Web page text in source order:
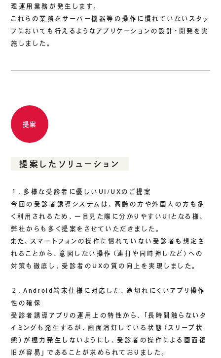
理運用業務が発生します。
これらの業務をサーバー機器等の操作に慣れていないスタッ
フにおいても行えるようなアプリケーションの設計・開発を実
施しました。
提案
提案したソリューション
１．多様な受診者に優しいUI/UXのご提案
今回の受診者誘導システムは、高齢の方や外国人の方も多
く利用されるため、一目見た際に分かりやすいUIとなる様、
弊社からも多く提案をさせていただきました。
また、スマートフォンの操作に慣れていない受診者も想定さ
れることから、意図しない操作（連打や同時押しなど）への
対策も徹底し、受診者のUXの質の向上を実現しました。
２．Android端末仕様に対応した、途切れにくいアプリ操作
性の確保
受診者誘導アプリの運用上の特性から、「長時間触らないタ
イミングも発生するが、画面消灯している状態（スリープ状
態）が極力発生しないようにし、受診者の操作による画面復
旧が容易」であることが求められておりました。